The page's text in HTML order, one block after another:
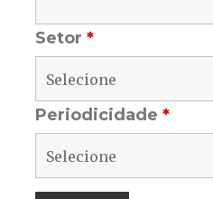
Setor*
Periodicidade*